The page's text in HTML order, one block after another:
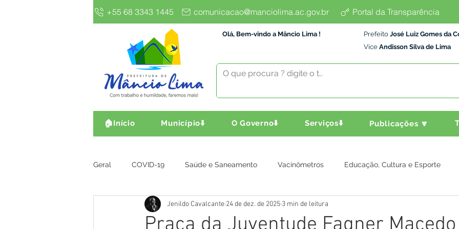
+55 68 3343 1445 comunicacao@manciolima.ac.gov.br Portal da Transparência
Olá, Bem-vindo a Mâncio Lima ! Prefeito José Luiz Gomes da
Vice Andisson Silva de Lima
🏠Início Município⬇️ O Governo⬇️ Serviços⬇️ Publicações 🔽
Geral COVID-19 Saúde e Saneamento Vacinômetros Educação, Cultura e Esporte
Gestão e Finanças Infra, Obra e Transporte Assistência Social
Jenildo Cavalcante 24 de dez. de 2025 3 min de leitura